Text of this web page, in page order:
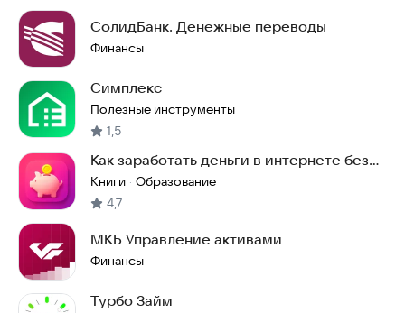
СолидБанк. Денежные переводы
Финансы
Симплекс
Полезные инструменты
1,5
Как заработать деньги в интернете без
вложений FAQ
Книги · Образование
4,7
МКБ Управление активами
Финансы
Турбо Займ